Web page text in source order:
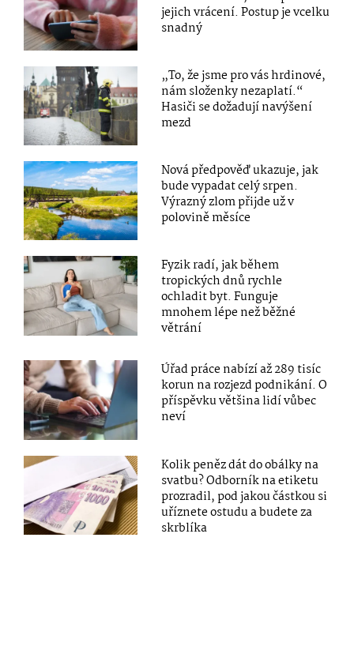
jejich vrácení. Postup je vcelku
snadný
„To, že jsme pro vás hrdinové,
nám složenky nezaplatí.“
Hasiči se dožadují navýšení
mezd
Nová předpověď ukazuje, jak
bude vypadat celý srpen.
Výrazný zlom přijde už v
polovině měsíce
Fyzik radí, jak během
tropických dnů rychle
ochladit byt. Funguje
mnohem lépe než běžné
větrání
Úřad práce nabízí až 289 tisíc
korun na rozjezd podnikání. O
příspěvku většina lidí vůbec
neví
Kolik peněz dát do obálky na
svatbu? Odborník na etiketu
prozradil, pod jakou částkou si
uříznete ostudu a budete za
skrblíka